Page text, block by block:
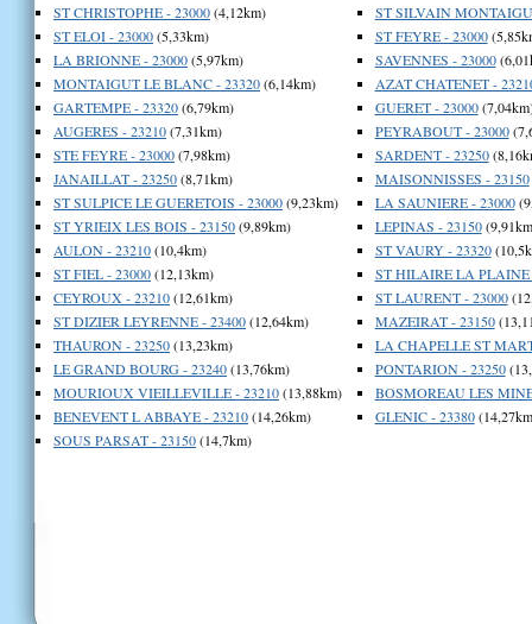
ST CHRISTOPHE - 23000(4,12km)
ST ELOI - 23000(5,33km)
LA BRIONNE - 23000(5,97km)
MONTAIGUT LE BLANC - 23320(6,14km)
GARTEMPE - 23320(6,79km)
AUGERES - 23210(7,31km)
STE FEYRE - 23000(7,98km)
JANAILLAT - 23250(8,71km)
ST SULPICE LE GUERETOIS - 23000(9,23km)
ST YRIEIX LES BOIS - 23150(9,89km)
AULON - 23210(10,4km)
ST FIEL - 23000(12,13km)
CEYROUX - 23210(12,61km)
ST DIZIER LEYRENNE - 23400(12,64km)
THAURON - 23250(13,23km)
LE GRAND BOURG - 23240(13,76km)
MOURIOUX VIEILLEVILLE - 23210(13,88km)
BENEVENT L ABBAYE - 23210(14,26km)
SOUS PARSAT - 23150(14,7km)
ST SILVAIN
ST FEYRE - 23000
SAVENNES - 23000
AZAT CHATENET -
GUERET - 23000
PEYRABOUT - 23000
SARDENT - 23250
MAISONNISSES - 23150
LA SAUNIERE - 23000
LEPINAS - 23150
ST VAURY - 23320
ST HILAIRE LA PLAINE
ST LAURENT - 23000
MAZEIRAT - 23150
LA CHAPELLE ST
PONTARION - 23250
BOSMOREAU LES
GLENIC - 23380